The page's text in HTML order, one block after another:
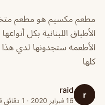
مطعم مكسيم هو مطعم
الأطباق اللبنانية بكل
الأطعمه ستجدونها لدي
كلها
r
raid
16 فبراير 2020 · 1 دقائق قراءة